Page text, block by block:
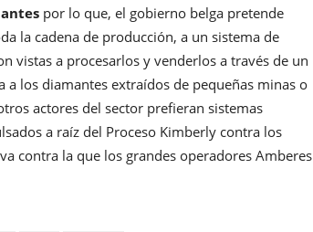
por lo que, el gobierno belga pretende
la cadena de producción, a un sistema de
vistas a procesarlos y venderlos a través de un
los diamantes extraídos de pequeñas minas o
actores del sector prefieran sistemas
a raíz del Proceso Kimberly contra los
contra la que los grandes operadores Amberes